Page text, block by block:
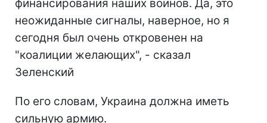
финансирования наших воинов. Да, это
неожиданные сигналы, наверное, но я
сегодня был очень откровенен на
"коалиции желающих", - сказал
Зеленский
По его словам, Украина должна иметь
сильную армию.